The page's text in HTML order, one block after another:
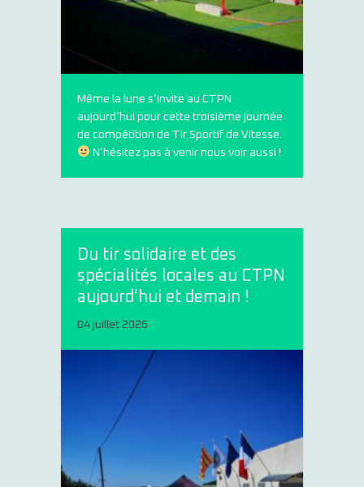
Même la lune s’invite au CTPN
aujourd’hui pour cette troisième journée
de compétition de Tir Sportif de Vitesse.
N’hésitez pas à venir nous voir aussi !
Du tir solidaire et des
spécialités locales au CTPN
aujourd’hui et demain !
04 juillet 2026